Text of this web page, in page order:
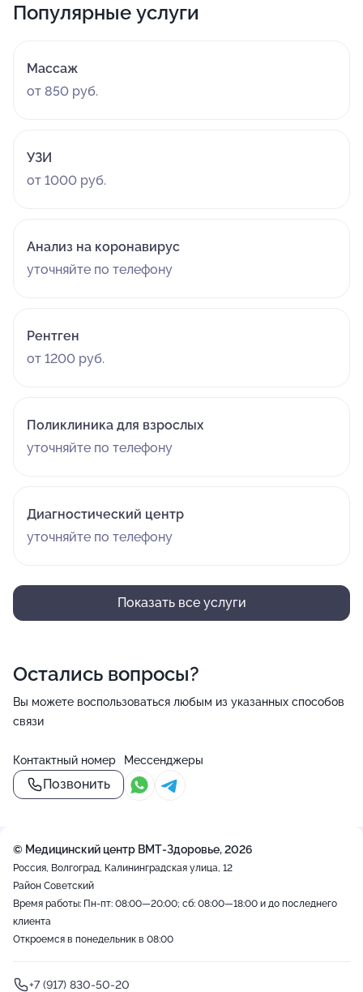
Популярные услуги
Массаж
от 850 руб.
УЗИ
от 1000 руб.
Анализ на коронавирус
уточняйте по телефону
Рентген
от 1200 руб.
Поликлиника для взрослых
уточняйте по телефону
Диагностический центр
уточняйте по телефону
Показать все услуги
Остались вопросы?
Вы можете воспользоваться любым из указанных способов
связи
Контактный номер
Позвонить
Мессенджеры
© Медицинский центр ВМТ-Здоровье, 2026
Россия, Волгоград, Калининградская улица, 12
Район Советский
Время работы: Пн-пт: 08:00—20:00; сб: 08:00—18:00 и до последнего
клиента
Откроемся в понедельник в 08:00
+7 (917) 830-50-20